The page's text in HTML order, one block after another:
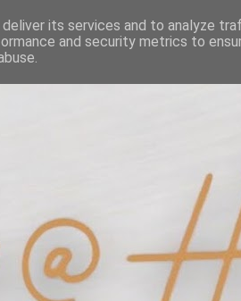
its services and to analyze
and security metrics to